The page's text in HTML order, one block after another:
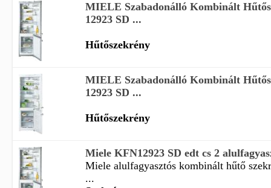
MIELE Szabadonálló Kombinált
12923 SD ...
Hűtőszekrény
MIELE Szabadonálló Kombinált
12923 SD ...
Hűtőszekrény
Miele KFN12923 SD edt cs 2
Miele alulfagyasztós kombinált hűtő
...